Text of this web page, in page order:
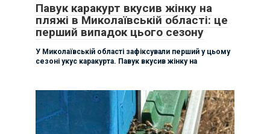
Павук каракурт вкусив жінку на
пляжі в Миколаївській області: це
перший випадок цього сезону
У Миколаївській області зафіксували перший у цьому
сезоні укус каракурта. Павук вкусив жінку на